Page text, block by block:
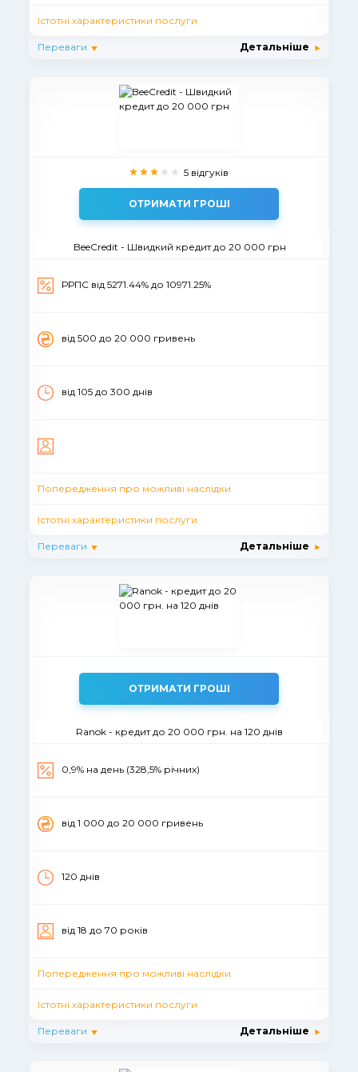
Істотні характеристики послуги
Переваги Детальніше
5 відгуків
ОТРИМАТИ ГРОШІ
BeeCredit - Швидкий кредит до 20 000 грн
РРПС від 5271.44% до 10971.25%
вiд 500 до 20 000 гривень
від 105 до 300 днів
Попередження про можливі наслідки
Істотні характеристики послуги
Переваги Детальніше
ОТРИМАТИ ГРОШІ
Ranok - кредит до 20 000 грн. на 120 днів
0,9% на день (328,5% річних)
вiд 1 000 до 20 000 гривень
120 днів
вiд 18 до 70 рокiв
Попередження про можливі наслідки
Істотні характеристики послуги
Переваги Детальніше